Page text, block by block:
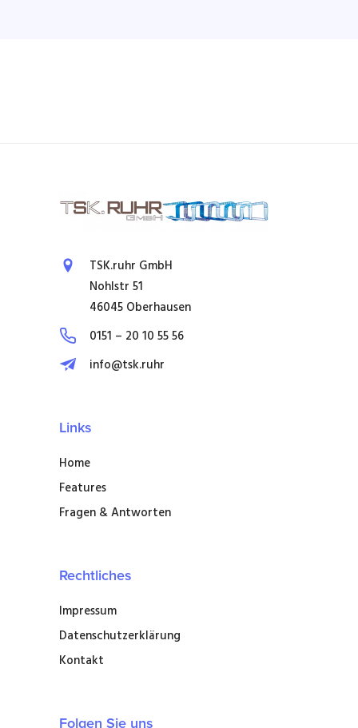
TSK.ruhr GmbH
Nohlstr 51
46045 Oberhausen
0151 – 20 10 55 56
info@tsk.ruhr
Links
Home
Features
Fragen & Antworten
Rechtliches
Impressum
Datenschutzerklärung
Kontakt
Folgen Sie uns